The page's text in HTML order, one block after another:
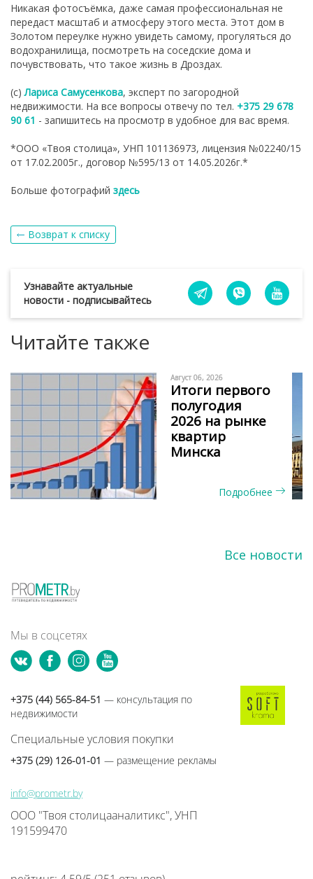
Никакая фотосъёмка, даже самая профессиональная не
передаст масштаб и атмосферу этого места. Этот дом в
Золотом переулке нужно увидеть самому, прогуляться до
водохранилища, посмотреть на соседские дома и
почувствовать, что такое жизнь в Дроздах.
(с)Лариса Самусенкова, эксперт по загородной
недвижимости. На все вопросы отвечу по тел. +375 29 678
90 61 - запишитесь на просмотр в удобное для вас время.
*ООО «Твоя столица», УНП 101136973, лицензия №02240/15
от 17.02.2005г., договор №595/13 от 14.05.2026г.*
Больше фотографий здесь
Возврат к списку
Узнавайте актуальные
новости - подписывайтесь
Читайте также
Август 06, 2026
Итоги первого
полугодия
2026 на рынке
квартир
Минска
Подробнее
Все новости
Мы в соцсетях
+375 (44) 565-84-51 — консультация по
недвижимости
Специальные условия покупки
+375 (29) 126-01-01 — размещение рекламы
info@prometr.by
ООО "Твоя столицааналитикс", УНП
191599470